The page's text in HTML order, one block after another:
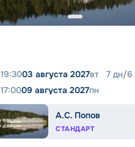
19:3003 августа 2027вт 7 дн/6
17:0009 августа 2027пн
А.С. Попов
СТАНДАРТ